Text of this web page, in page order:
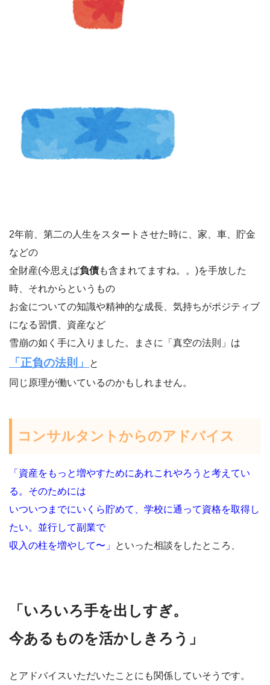
2年前、第二の人生をスタートさせた時に、家、車、貯金
などの
全財産(今思えば負債も含まれてますね。。)を手放した
時、それからというもの
お金についての知識や精神的な成長、気持ちがポジティブ
になる習慣、資産など
雪崩の如く手に入りました。まさに「真空の法則」は
「正負の法則」
と
同じ原理が働いているのかもしれません。
コンサルタントからのアドバイス
「資産をもっと増やすためにあれこれやろうと考えてい
る。そのためには
いついつまでにいくら貯めて、学校に通って資格を取得し
たい。並行して副業で
収入の柱を増やして〜」
といった相談をしたところ、
「いろいろ手を出しすぎ。
今あるものを活かしきろう」
とアドバイスいただいたことにも関係していそうです。